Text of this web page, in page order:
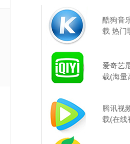
酷狗音
载 热门
爱奇艺
载(海量
腾讯视
载(在线